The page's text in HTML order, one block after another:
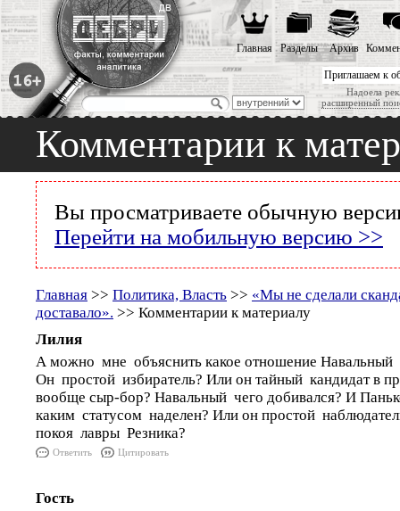
Приглашаем к
Надоела
расширенный
Главная Разделы Архив
Комментарии к
Вы просматриваете обычную
Перейти на мобильную версию >>
Главная >> Политика, Власть >> «Мы не сделали
доставало». >> Комментарии к материалу
Лилия
А можно мне объяснить какое отношение Навальный
Он простой избиратель? Или он тайный кандидат в
вообще сыр-бор? Навальный чего добивался? И
каким статусом наделен? Или он простой
покоя лавры Резника?
Ответить Цитировать
Гость